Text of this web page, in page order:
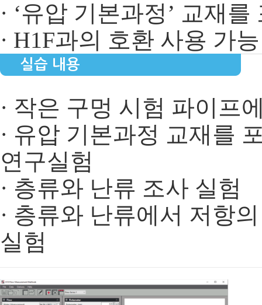
· ‘유압 기본과정’ 교재를
· H1F과의 호환 사용 가능
실습 내용
· 작은 구멍 시험 파이프
· 유압 기본과정 교재를
연구실험
· 층류와 난류 조사 실험
· 층류와 난류에서 저항
실험